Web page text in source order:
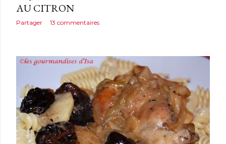
AU CITRON
Partager 13 commentaires